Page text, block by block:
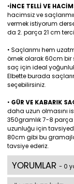
•İNCE TELLİ VE
hacimsiz ve
vermek istiyorum
da 2. parça 21 cm
• Saçlarımı hem
örnek olarak 60cm bir
saç için ideal
Elbette burada
seçebilirsiniz.
• GÜR VE KABARIK
daha uzun olmasını
350gramlık 7-8
uzunluğu için
80cm gibi bu
tavsiye ederiz.
YORUMLAR - 0